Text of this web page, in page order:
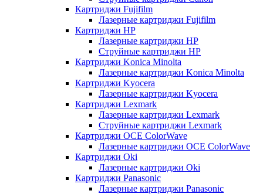
Картриджи Fujifilm
Лазерные картриджи Fujifilm
Картриджи HP
Лазерные картриджи HP
Струйные картриджи HP
Картриджи Konica Minolta
Лазерные картриджи Konica Minolta
Картриджи Kyocera
Лазерные картриджи Kyocera
Картриджи Lexmark
Лазерные картриджи Lexmark
Струйные картриджи Lexmark
Картриджи OCE ColorWave
Лазерные картриджи OCE ColorWave
Картриджи Oki
Лазерные картриджи Oki
Картриджи Panasonic
Лазерные картриджи Panasonic